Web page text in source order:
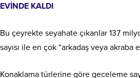
EVİNDE KALDI
Bu çeyrekte seyahate çıkanlar 137
sayısı ile en çok “arkadaş veya akraba
Konaklama türlerine göre geceleme